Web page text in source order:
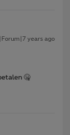
years ago
🤐